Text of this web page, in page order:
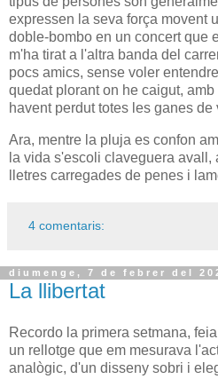
expressen la seva força movent
doble-bombo en un concert que
m'ha tirat a l'altra banda del
pocs amics, sense voler
quedat plorant on he caigut,
havent perdut totes les ganes de
Ara, mentre la pluja es confon
la vida s'escoli claveguera
lletres carregades de penes i
4 comentaris:
diumenge, 7 de febrer del
La llibertat
Recordo la primera setmana,
un rellotge que em mesurava
analògic, d'un disseny sobri i